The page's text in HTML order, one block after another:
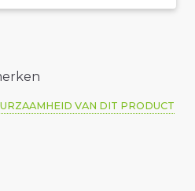
VAN DIT PRODUCT